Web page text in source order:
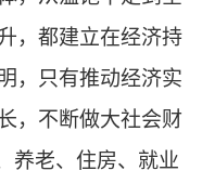
，都建立在经济持
，只有推动经济实
，不断做大社会财
养老、住房、就业